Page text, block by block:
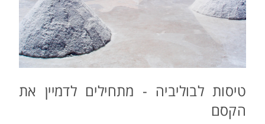
טיסות לבוליביה - מתחילים לדמיין את
הקסם